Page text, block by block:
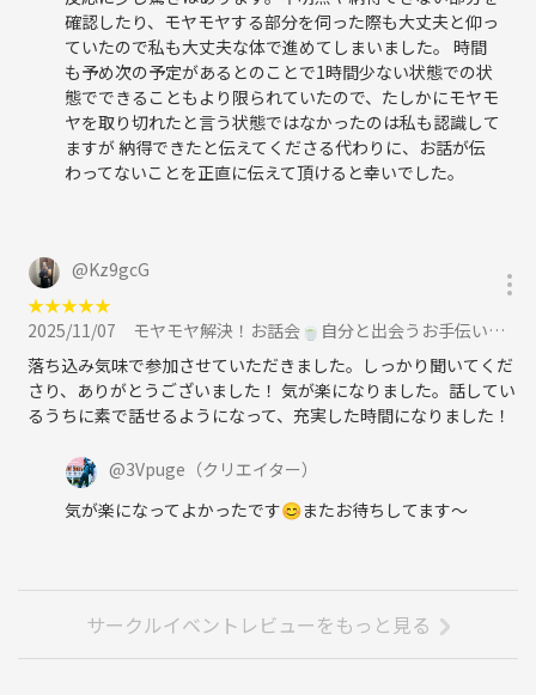
確認したり、モヤモヤする部分を伺った際も大丈夫と仰っ
ていたので私も大丈夫な体で進めてしまいました。 時間
も予め次の予定があるとのことで1時間少ない状態での状
態でできることもより限られていたので、たしかにモヤモ
ヤを取り切れたと言う状態ではなかったのは私も認識して
ますが 納得できたと伝えてくださる代わりに、お話が伝
わってないことを正直に伝えて頂けると幸いでした。
@Kz9gcG
★★★★★
2025/11/07
モヤモヤ解決！お話会🍵自分と出会うお手伝いします😌【オンライン開催、11月7日(金)19時20分〜】に参加
落ち込み気味で参加させていただきました。しっかり聞いてくだ
さり、ありがとうございました！ 気が楽になりました。話してい
るうちに素で話せるようになって、充実した時間になりました！
@3Vpuge （クリエイター）
気が楽になってよかったです😊またお待ちしてます〜
サークルイベントレビューをもっと見る